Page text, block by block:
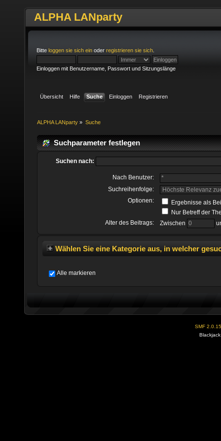
ALPHA LANparty
Bitte loggen sie sich ein oder registrieren sie sich
Einloggen mit Benutzername, Passwort und Sitzungslänge
Übersicht Hilfe Suche Einloggen Registrieren
ALPHA LANparty » Suche
Suchparameter festlegen
Suchen nach:
Nach Benutzer:
Suchreihenfolge:
Optionen:
Ergebnisse als
Nur Betreff der
Alter des Beitrags:
Zwischen
Wählen Sie eine Kategorie aus, in welcher
Alle markieren
SMF 2.0.15